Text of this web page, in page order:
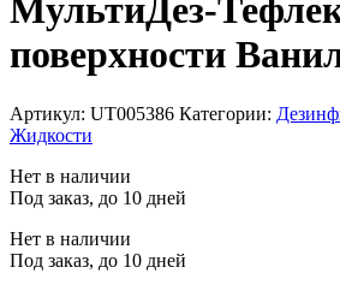
МультиДез-
поверхности
Артикул: UT005386 Категории:
Жидкости
Нет в наличии
Под заказ, до 10 дней
Нет в наличии
Под заказ, до 10 дней